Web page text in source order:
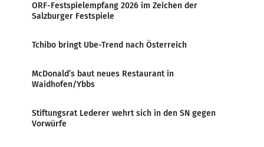
ORF-Festspielempfang 2026 im Zeichen der
Salzburger Festspiele
Tchibo bringt Ube-Trend nach Österreich
McDonald’s baut neues Restaurant in
Waidhofen/Ybbs
Stiftungsrat Lederer wehrt sich in den SN gegen
Vorwürfe